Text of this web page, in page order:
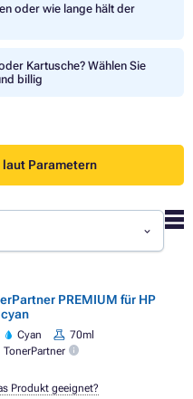
oder wie lange hält der
Kartusche? Wählen Sie
billig
Parametern
PREMIUM für HP
Cyan
70ml
TonerPartner
Produkt geeignet?